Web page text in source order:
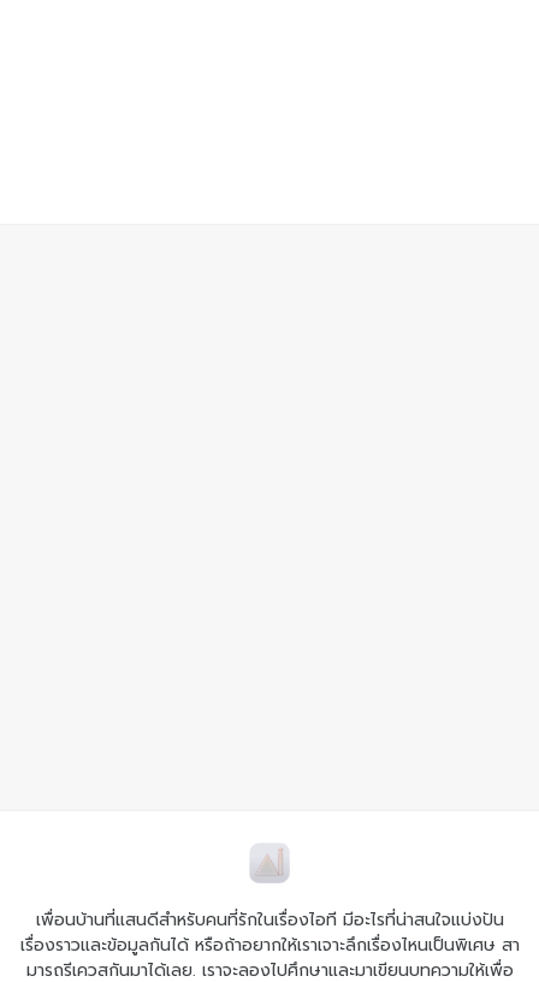
เพื่อนบ้านที่แสนดีสำหรับคนที่รักในเรื่องไอที มีอะไรที่น่าสนใจแบ่งปัน
เรื่องราวและข้อมูลกันได้ หรือถ้าอยากให้เราเจาะลึกเรื่องไหนเป็นพิเศษ สา
มารถรีเควสกันมาได้เลย. เราจะลองไปศึกษาและมาเขียนบทความให้เพื่อ